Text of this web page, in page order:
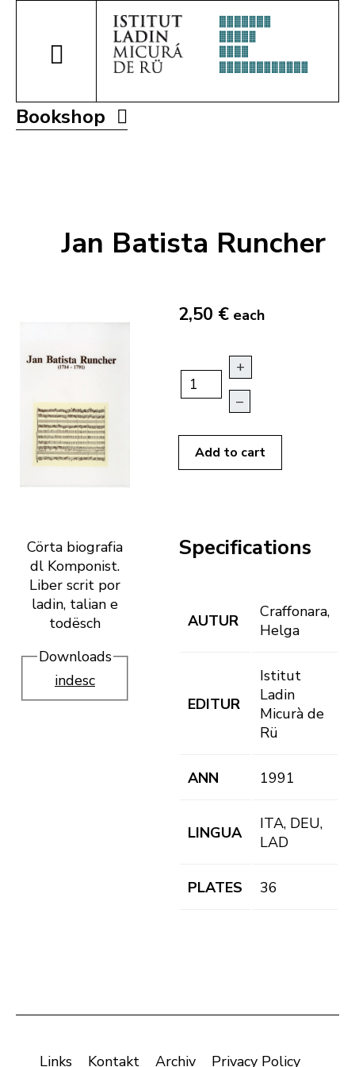
Bookshop
Jan Batista Runcher
Cörta biografia
dl Komponist.
Liber scrit por
ladin, talian e
todësch
Downloads
indesc
2,50 € each
+
–
Add to cart
Specifications
AUTUR
Craffonara,
Helga
EDITUR
Istitut
Ladin
Micurà de
Rü
ANN 1991
LINGUA
ITA, DEU,
LAD
PLATES 36
Links Kontakt Archiv Privacy Policy